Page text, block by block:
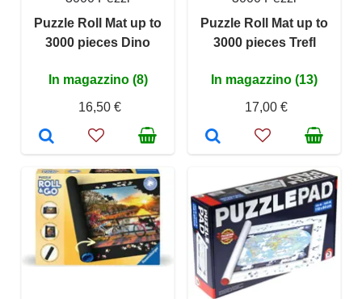
Puzzle Roll Mat up to
3000 pieces Dino
In magazzino (8)
16,50 €
Puzzle Roll Mat up to
3000 pieces Trefl
In magazzino (13)
17,00 €